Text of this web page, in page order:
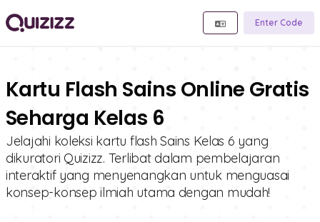
Enter Code
Kartu Flash Sains Online Gratis
Seharga Kelas 6
Jelajahi koleksi kartu flash Sains Kelas 6 yang
dikuratori Quizizz. Terlibat dalam pembelajaran
interaktif yang menyenangkan untuk menguasai
konsep-konsep ilmiah utama dengan mudah!